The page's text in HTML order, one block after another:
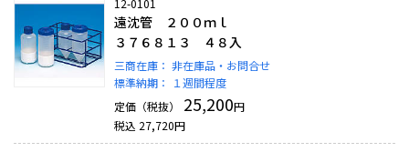
遠沈管 ２００ｍｌ
３７６８１３ ４８入
三商在庫： 非在庫品・お問合せ
標準納期：
１週間程度
定価（税抜）
25,200円
税込 27,720円